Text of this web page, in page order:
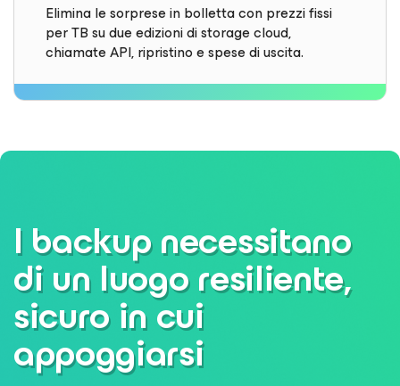
Elimina le sorprese in bolletta con prezzi fissi
per TB su due edizioni di storage cloud,
chiamate API, ripristino e spese di uscita.
I backup necessitano
di un luogo resiliente,
sicuro in cui
appoggiarsi